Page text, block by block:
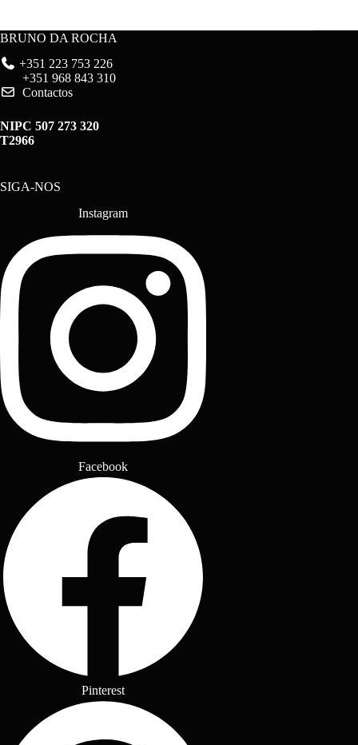
BRUNO DA ROCHA
+351 223 753 226
+351 968 843 310
Contactos
NIPC 507 273 320
T2966
SIGA-NOS
Instagram
Facebook
Pinterest